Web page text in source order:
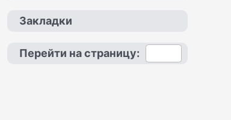
Закладки
Перейти на страницу: